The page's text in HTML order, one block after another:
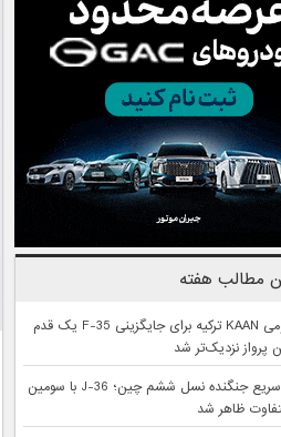
مطالب هفته
جنگنده بومی KAAN ترکیه برای جایگزینی F-35 یک قدم
پرواز نزدیک‌تر شد
پیشرفت سریع جنگنده نسل ششم چین؛ J-36 با سومین
ظاهر شد